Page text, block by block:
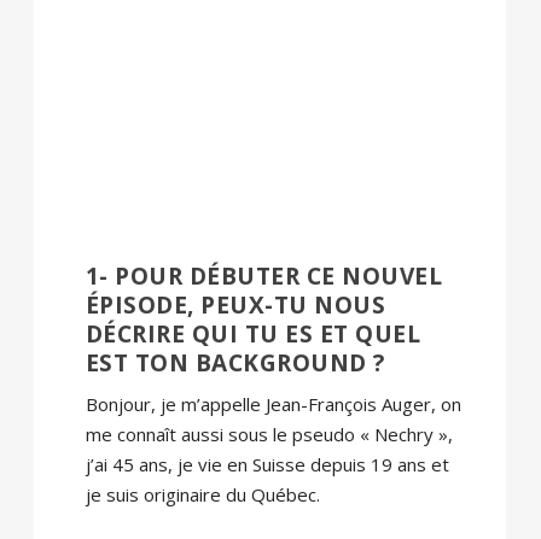
1- POUR DÉBUTER CE NOUVEL
ÉPISODE, PEUX-TU NOUS
DÉCRIRE QUI TU ES ET QUEL
EST TON BACKGROUND ?
Bonjour, je m’appelle Jean-François Auger, on
me connaît aussi sous le pseudo « Nechry »,
j’ai 45 ans, je vie en Suisse depuis 19 ans et
je suis originaire du Québec.